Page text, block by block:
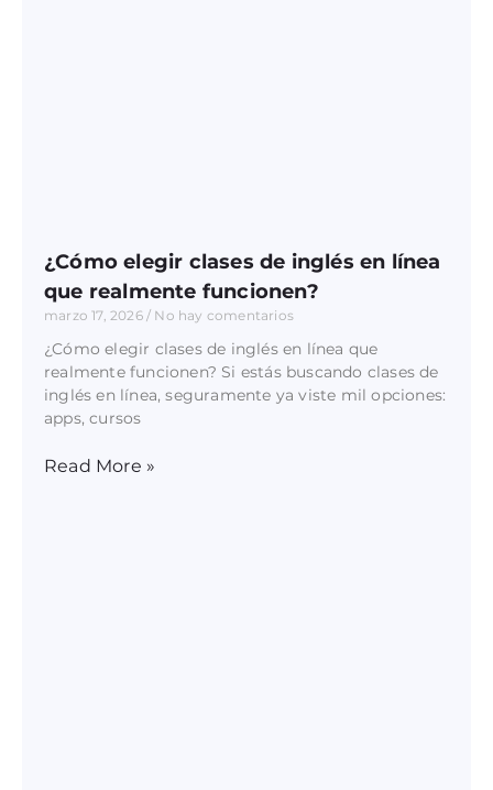
¿Cómo elegir clases de inglés en línea
que realmente funcionen?
marzo 17, 2026 No hay comentarios
¿Cómo elegir clases de inglés en línea que
realmente funcionen? Si estás buscando clases de
inglés en línea, seguramente ya viste mil opciones:
apps, cursos
Read More »